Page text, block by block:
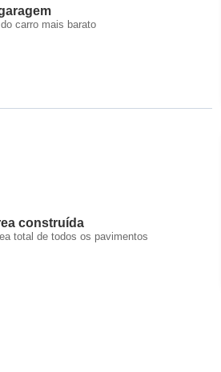
carro mais barato
construída
total de todos os pavimentos